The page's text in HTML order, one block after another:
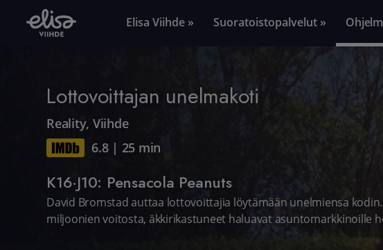
Elisa Viihde » Suoratoistopalvelut »
Lottovoittajan unelmakoti
Reality, Viihde
6.8| 25 min
K16·J10: Pensacola Peanuts
David Bromstad auttaa lottovoittajia löytämään unelmiensa
miljoonien voitosta, äkkirikastuneet haluavat asuntomarkkinoille